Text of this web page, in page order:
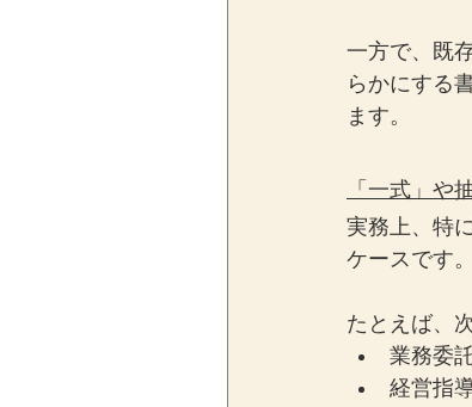
一方で、既
らかにする
ます。
「一式」や
実務上、特
ケースです。
たとえば、
業務委
経営指